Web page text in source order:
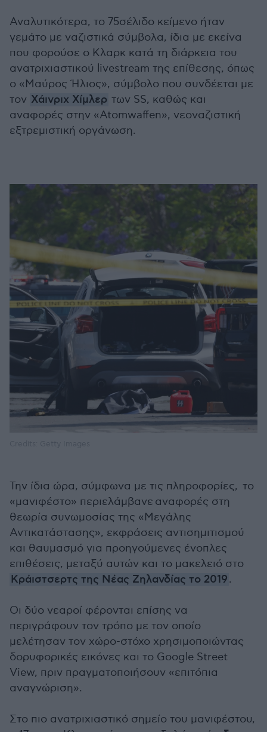
Αναλυτικότερα, το 75σέλιδο κείμενο ήταν
γεμάτο με ναζιστικά σύμβολα, ίδια με εκείνα
που φορούσε ο Κλαρκ κατά τη διάρκεια του
ανατριχιαστικού livestream της επίθεσης, όπως
ο «Μαύρος Ήλιος», σύμβολο που συνδέεται με
τον Χάινριχ Χίμλερ των SS, καθώς και
αναφορές στην «Atomwaffen», νεοναζιστική
εξτρεμιστική οργάνωση.
Την ίδια ώρα, σύμφωνα με τις πληροφορίες, το
«μανιφέστο» περιελάμβανε αναφορές στη
θεωρία συνωμοσίας της «Μεγάλης
Αντικατάστασης», εκφράσεις αντισημιτισμού
και θαυμασμό για προηγούμενες ένοπλες
επιθέσεις, μεταξύ αυτών και το μακελειό στο
Κράιστσερτς της Νέας Ζηλανδίας το 2019.
Οι δύο νεαροί φέρονται επίσης να
περιγράφουν τον τρόπο με τον οποίο
μελέτησαν τον χώρο-στόχο χρησιμοποιώντας
δορυφορικές εικόνες και το Google Street
View, πριν πραγματοποιήσουν «επιτόπια
αναγνώριση».
Στο πιο ανατριχιαστικό σημείο του μανιφέστου,